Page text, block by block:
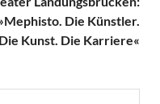
Die Künstler.
Die Kunst. Die Karriere«